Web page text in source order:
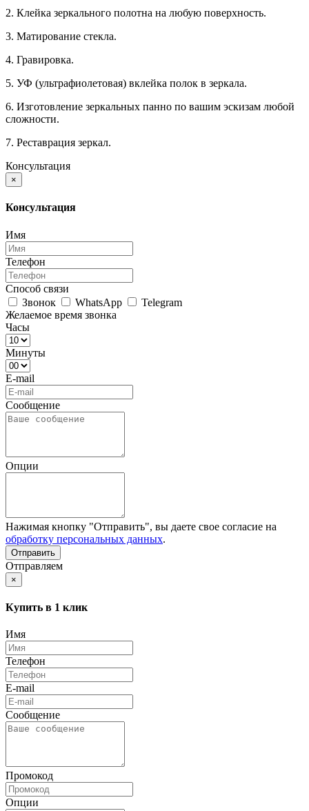
2. Клейка зеркального полотна на любую поверхность.
3. Матирование стекла.
4. Гравировка.
5. УФ (ультрафиолетовая) вклейка полок в зеркала.
6. Изготовление зеркальных панно по вашим эскизам любой
сложности.
7. Реставрация зеркал.
Консультация
×
Консультация
Имя
Телефон
Способ связи
Звонок
WhatsApp
Telegram
Желаемое время звонка
Часы
Минуты
E-mail
Сообщение
Опции
Нажимая кнопку "Отправить", вы даете свое согласие на
обработку персональных данных.
Отправляем
×
Купить в 1 клик
Имя
Телефон
E-mail
Сообщение
Промокод
Опции